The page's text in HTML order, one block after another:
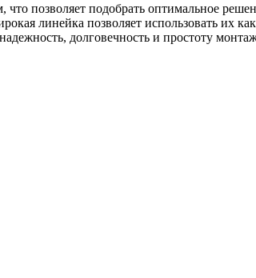
позволяет подобрать оптимальное
линейка позволяет использовать их
долговечность и простоту